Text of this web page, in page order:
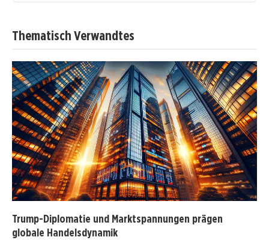
Thematisch Verwandtes
Trump-Diplomatie und Marktspannungen prägen
globale Handelsdynamik